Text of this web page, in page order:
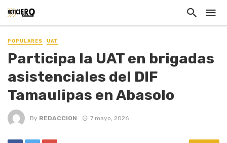
POPULARES UAT
Participa la UAT en brigadas
asistenciales del DIF
Tamaulipas en Abasolo
By REDACCION 7 mayo, 2026